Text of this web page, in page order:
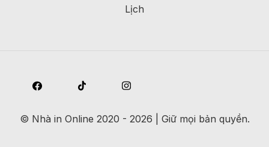
Lịch
© Nhà in Online 2020 - 2026 | Giữ mọi bản quyền.